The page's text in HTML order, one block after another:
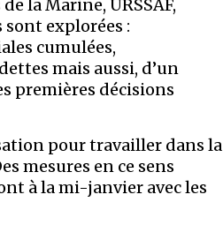
la Marine, URSSAF,
sont explorées :
cumulées,
mais aussi, d’un
premières décisions
pour travailler dans la
mesures en ce sens
à la mi-janvier avec les